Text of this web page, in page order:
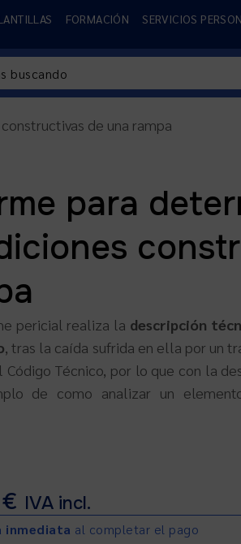
FORMACIÓN SERVICIOS
de una rampa
para
pericial realiza la descripción
, tras la caída sufrida en ella por un
Código Técnico, por lo que con la
de como analizar un
€ IVA incl.
inmediata al completar el pago